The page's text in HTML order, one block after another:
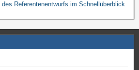
Referentenentwurfs im Schnellüberblick